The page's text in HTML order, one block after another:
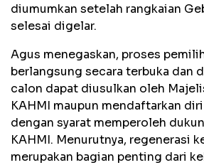
diumumkan setelah rangkaian
selesai digelar.
Agus menegaskan, proses
berlangsung secara terbuka dan
calon dapat diusulkan oleh
KAHMI maupun mendaftarkan
dengan syarat memperoleh
KAHMI. Menurutnya, regenerasi
merupakan bagian penting dari